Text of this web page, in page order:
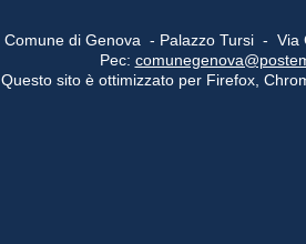
Comune di Genova - Palazzo Tursi -
Pec:
Questo sito è ottimizzato per Firefox,